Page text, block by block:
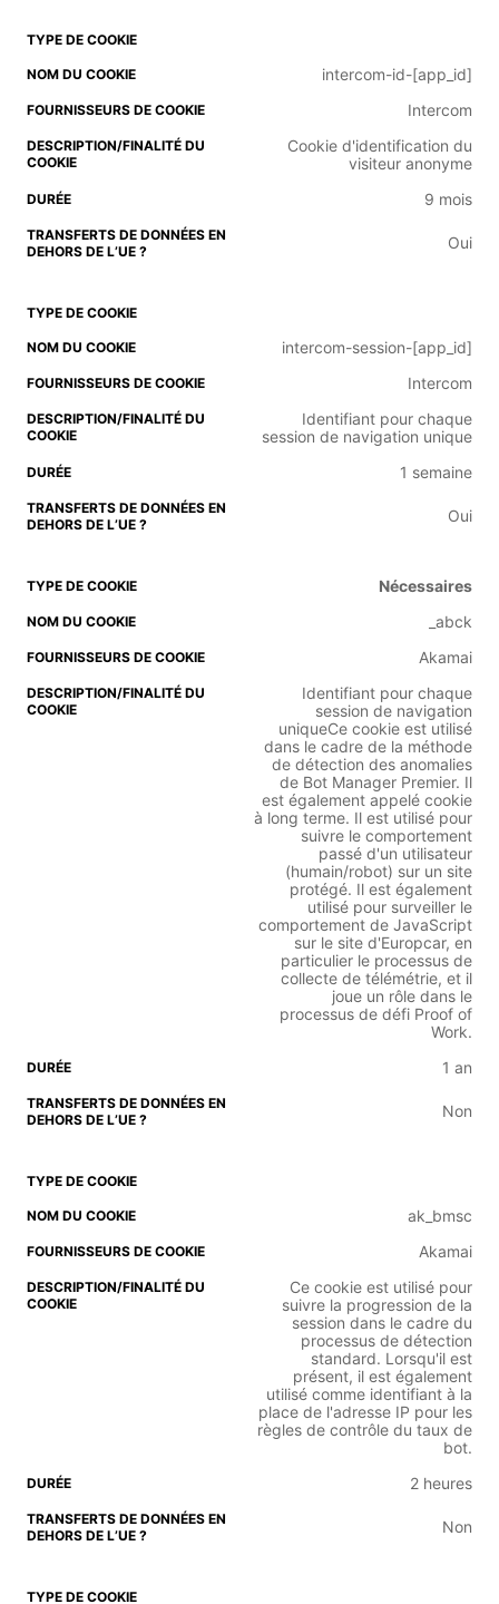
intercom-id-[app_id]
Intercom
Cookie d'identification du
visiteur anonyme
9 mois
Oui
intercom-session-[app_id]
Intercom
Identifiant pour chaque
session de navigation unique
1 semaine
Oui
Nécessaires
_abck
Akamai
Identifiant pour chaque
session de navigation
uniqueCe cookie est utilisé
dans le cadre de la méthode
de détection des anomalies
de Bot Manager Premier. Il
est également appelé cookie
à long terme. Il est utilisé pour
suivre le comportement
passé d'un utilisateur
(humain/robot) sur un site
protégé. Il est également
utilisé pour surveiller le
comportement de JavaScript
sur le site d'Europcar, en
particulier le processus de
collecte de télémétrie, et il
joue un rôle dans le
processus de défi Proof of
Work.
1 an
Non
ak_bmsc
Akamai
Ce cookie est utilisé pour
suivre la progression de la
session dans le cadre du
processus de détection
standard. Lorsqu'il est
présent, il est également
utilisé comme identifiant à la
place de l'adresse IP pour les
règles de contrôle du taux de
bot.
2 heures
Non